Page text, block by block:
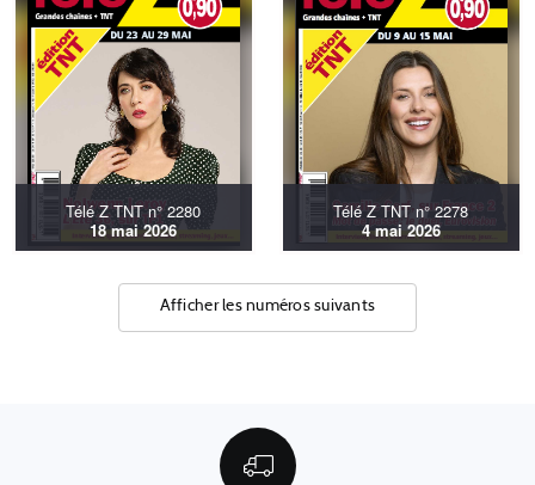
Télé Z TNT n° 2280
18 mai 2026
Télé Z TNT n° 2278
4 mai 2026
Afficher les numéros suivants